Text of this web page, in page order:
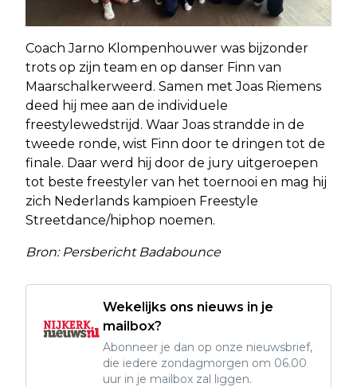
Coach Jarno Klompenhouwer was bijzonder
trots op zijn team en op danser Finn van
Maarschalkerweerd. Samen met Joas Riemens
deed hij mee aan de individuele
freestylewedstrijd. Waar Joas strandde in de
tweede ronde, wist Finn door te dringen tot de
finale. Daar werd hij door de jury uitgeroepen
tot beste freestyler van het toernooi en mag hij
zich Nederlands kampioen Freestyle
Streetdance/hiphop noemen.
Bron: Persbericht Badabounce
Wekelijks ons nieuws in je
mailbox?
Abonneer je dan op onze nieuwsbrief,
die iedere zondagmorgen om 06.00
uur in je mailbox zal liggen.